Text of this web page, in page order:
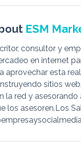
ESM
consultor y
en internet
aprovechar esta
sitios
la red y asesorando
los asesoren.Los